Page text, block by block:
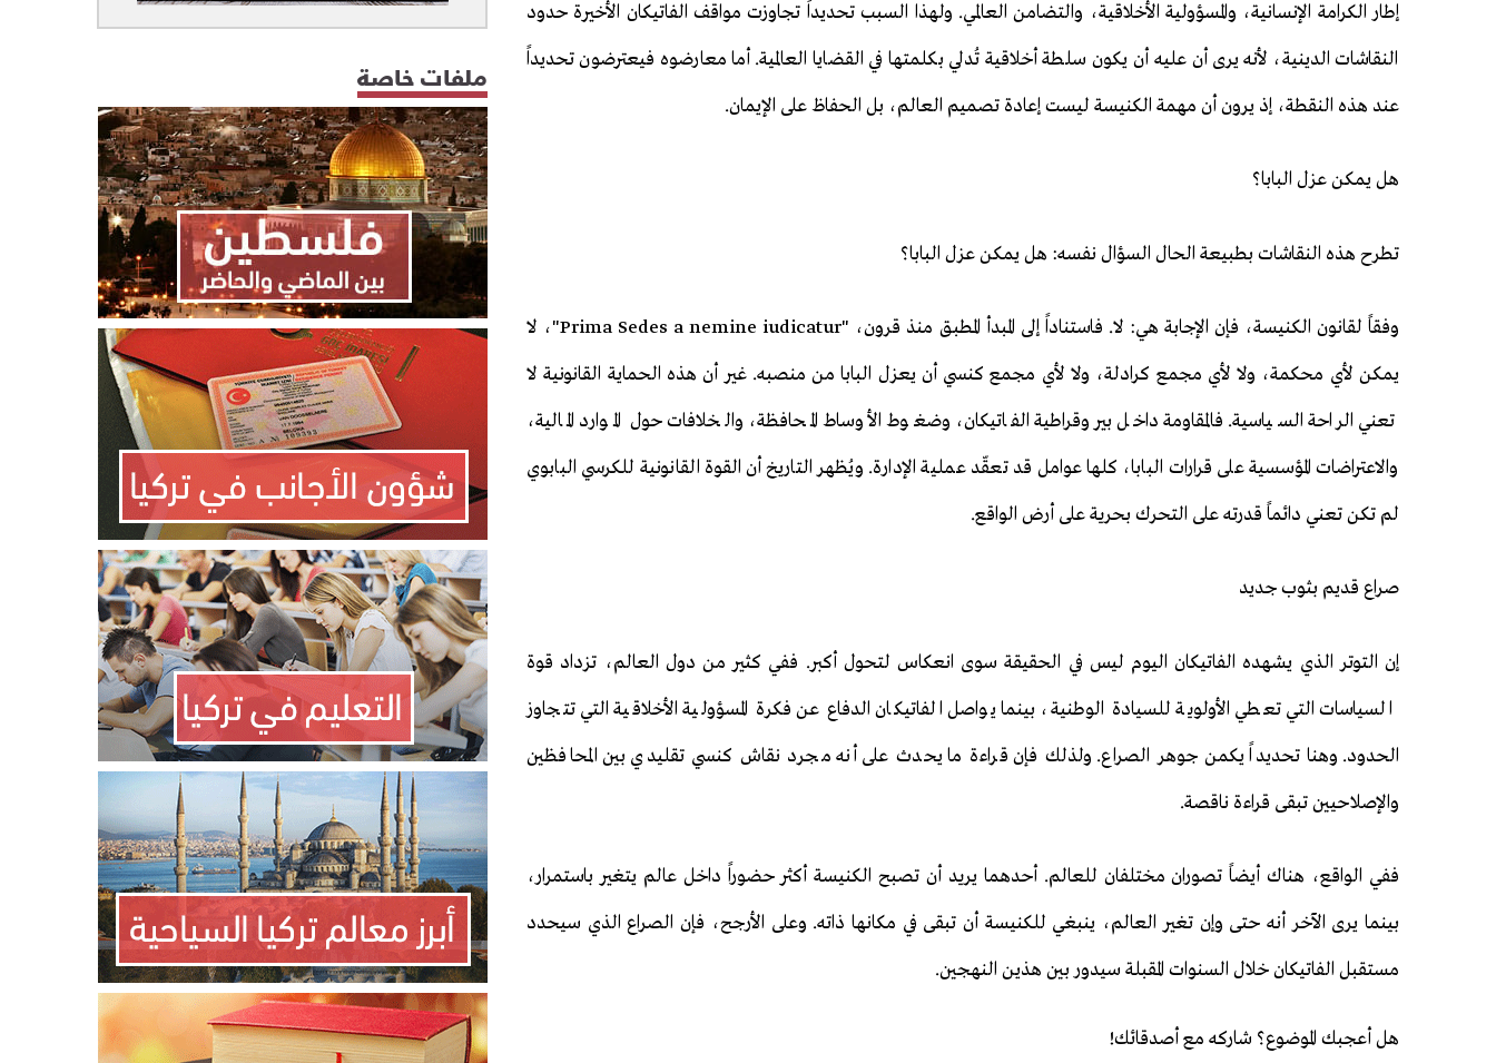
إطار الكرامة الإنسانية، والمسؤولية الأخلاقية، والتضامن العالمي. ولهذا السبب تحديداً تجاوزت مواقف الفاتيكان الأخيرة حدود
النقاشات الدينية، لأنه يرى أن عليه أن يكون سلطة أخلاقية تُدلي بكلمتها في القضايا العالمية. أما معارضوه فيعترضون تحديداً
عند هذه النقطة، إذ يرون أن مهمة الكنيسة ليست إعادة تصميم العالم، بل الحفاظ على الإيمان.
هل يمكن عزل البابا؟
تطرح هذه النقاشات بطبيعة الحال السؤال نفسه: هل يمكن عزل البابا؟
وفقاً لقانون الكنيسة، فإن الإجابة هي: لا. فاستناداً إلى المبدأ المطبق منذ قرون، "Prima Sedes a nemine iudicatur"، لا
يمكن لأي محكمة، ولا لأي مجمع كرادلة، ولا لأي مجمع كنسي أن يعزل البابا من منصبه. غير أن هذه الحماية القانونية لا
تعني الراحة السياسية. فالمقاومة داخل بيروقراطية الفاتيكان، وضغوط الأوساط المحافظة، والخلافات حول الموارد المالية،
والاعتراضات المؤسسية على قرارات البابا، كلها عوامل قد تعقّد عملية الإدارة. ويُظهر التاريخ أن القوة القانونية للكرسي البابوي
لم تكن تعني دائماً قدرته على التحرك بحرية على أرض الواقع.
صراع قديم بثوب جديد
إن التوتر الذي يشهده الفاتيكان اليوم ليس في الحقيقة سوى انعكاس لتحول أكبر. ففي كثير من دول العالم، تزداد قوة
السياسات التي تعطي الأولوية للسيادة الوطنية، بينما يواصل الفاتيكان الدفاع عن فكرة المسؤولية الأخلاقية التي تتجاوز
الحدود. وهنا تحديداً يكمن جوهر الصراع. ولذلك فإن قراءة ما يحدث على أنه مجرد نقاش كنسي تقليدي بين المحافظين
والإصلاحيين تبقى قراءة ناقصة.
ففي الواقع، هناك أيضاً تصوران مختلفان للعالم. أحدهما يريد أن تصبح الكنيسة أكثر حضوراً داخل عالم يتغير باستمرار،
بينما يرى الآخر أنه حتى وإن تغير العالم، ينبغي للكنيسة أن تبقى في مكانها ذاته. وعلى الأرجح، فإن الصراع الذي سيحدد
مستقبل الفاتيكان خلال السنوات المقبلة سيدور بين هذين النهجين.
هل أعجبك الموضوع؟ شاركه مع أصدقائك!
ملفات خاصة